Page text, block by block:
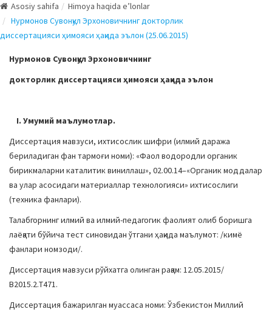
g
l
e
N
v
t
i
o
n
Asosiy sahifa
Himoya haqida e’lonlar
Нурмонов Сувонқул Эрхоновичнинг докторлик
диссертацияси ҳимояси ҳақида эълон (25.06.2015)
Нурмонов Сувонқул Эрхоновичнинг
докторлик диссертацияси ҳимояси ҳақида эълон
I. Умумий маълумотлар.
Диссертация мавзуси, ихтисослик шифри (илмий даража
бериладиган фан тармоғи номи): «Фаол водородли органик
бирикмаларни каталитик виниллаш», 02.00.14–«Органик моддалар
ва улар асосидаги материаллар технологияси» ихтисослиги
(техника фанлари).
Талабгорнинг илмий ва илмий-педагогик фаолият олиб боришга
лаёқати бўйича тест синовидан ўтгани ҳақида маълумот: /кимё
фанлари номзоди/.
Диссертация мавзуси рўйхатга олинган рақам: 12.05.2015/
В2015.2.Т471.
Диссертация бажарилган муассаса номи: Ўзбекистон Миллий